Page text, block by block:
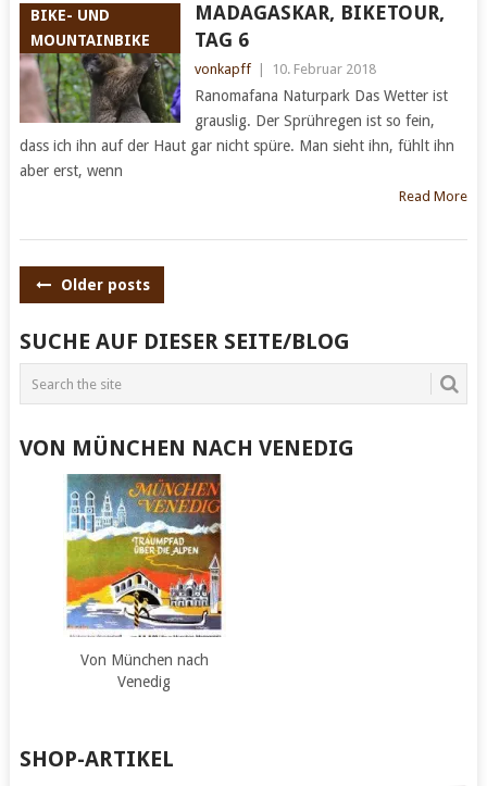
BIKE- UND
MOUNTAINBIKE
MADAGASKAR, BIKETOUR,
TAG 6
vonkapff 10. Februar 2018
Ranomafana Naturpark Das Wetter ist
grauslig. Der Sprühregen ist so fein,
dass ich ihn auf der Haut gar nicht spüre. Man sieht ihn, fühlt ihn
aber erst, wenn
Read More
POSTS
Older posts
SUCHE AUF DIESER SEITE/BLOG
VON MÜNCHEN NACH VENEDIG
Von München nach
Venedig
SHOP-ARTIKEL